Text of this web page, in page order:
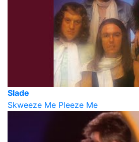
Slade
Skweeze Me Pleeze Me